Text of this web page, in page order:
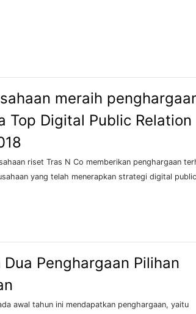
meraih
Top Digital Public Relation
riset Tras N Co memberikan penghargaan
yang telah menerapkan strategi digital public
Dua Penghargaan Pilihan
awal tahun ini mendapatkan penghargaan, yaitu